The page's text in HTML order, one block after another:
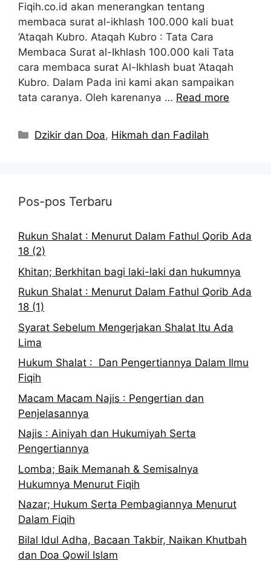
Fiqih.co.id akan menerangkan tentang
membaca surat al-ikhlash 100.000 kali buat
‘Ataqah Kubro. Ataqah Kubro : Tata Cara
Membaca Surat al-Ikhlash 100.000 kali Tata
cara membaca surat Al-Ikhlash buat ‘Ataqah
Kubro. Dalam Pada ini kami akan sampaikan
tata caranya. Oleh karenanya … Read more
Kategori
Dzikir dan Doa, Hikmah dan Fadilah
Pos-pos Terbaru
Rukun Shalat : Menurut Dalam Fathul Qorib Ada
18 (2)
Khitan; Berkhitan bagi laki-laki dan hukumnya
Rukun Shalat : Menurut Dalam Fathul Qorib Ada
18 (1)
Syarat Sebelum Mengerjakan Shalat Itu Ada
Lima
Hukum Shalat : Dan Pengertiannya Dalam Ilmu
Fiqih
Macam Macam Najis : Pengertian dan
Penjelasannya
Najis : Ainiyah dan Hukumiyah Serta
Pengertiannya
Lomba; Baik Memanah & Semisalnya
Hukumnya Menurut Fiqih
Nazar; Hukum Serta Pembagiannya Menurut
Dalam Fiqih
Bilal Idul Adha, Bacaan Takbir, Naikan Khutbah
dan Doa Qowil Islam